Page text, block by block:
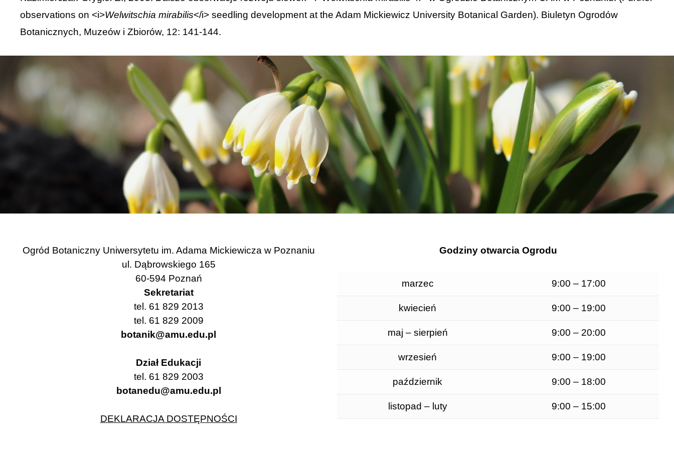
observations on <i>Welwitschia mirabilis</i> seedling development at the Adam Mickiewicz University Botanical Garden). Biuletyn Ogrodów
Botanicznych, Muzeów i Zbiorów, 12: 141-144.
Ogród Botaniczny Uniwersytetu im. Adama Mickiewicza w Poznaniu
ul. Dąbrowskiego 165
60-594 Poznań
Sekretariat
tel. 61 829 2013
tel. 61 829 2009
botanik@amu.edu.pl
Dział Edukacji
tel. 61 829 2003
botanedu@amu.edu.pl
DEKLARACJA DOSTĘPNOŚCI
Godziny otwarcia Ogrodu
marzec 9:00 – 17:00
kwiecień 9:00 – 19:00
maj – sierpień 9:00 – 20:00
wrzesień 9:00 – 19:00
październik 9:00 – 18:00
listopad – luty 9:00 – 15:00